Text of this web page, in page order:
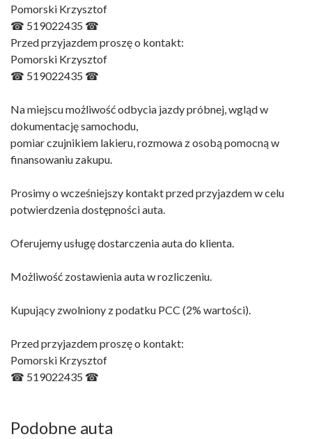
Pomorski Krzysztof
☎ 519022435 ☎
Przed przyjazdem proszę o kontakt:
Pomorski Krzysztof
☎ 519022435 ☎
Na miejscu możliwość odbycia jazdy próbnej, wgląd w
dokumentację samochodu,
pomiar czujnikiem lakieru, rozmowa z osobą pomocną w
finansowaniu zakupu.
Prosimy o wcześniejszy kontakt przed przyjazdem w celu
potwierdzenia dostępności auta.
Oferujemy usługę dostarczenia auta do klienta.
Możliwość zostawienia auta w rozliczeniu.
Kupujący zwolniony z podatku PCC (2% wartości).
Przed przyjazdem proszę o kontakt:
Pomorski Krzysztof
☎ 519022435 ☎
Podobne auta